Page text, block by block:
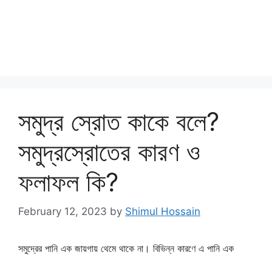
সমুদ্র স্রোত কাকে বলে?
সমুদ্রস্রোতের কারণ ও
ফলাফল কি?
February 12, 2023 by Shimul Hossain
সমুদ্রের পানি এক জায়গায় থেমে থাকে না। বিভিন্ন কারণে এ পানি এক